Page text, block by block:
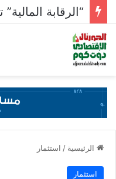
الرئيسية / استثمار
استثمار